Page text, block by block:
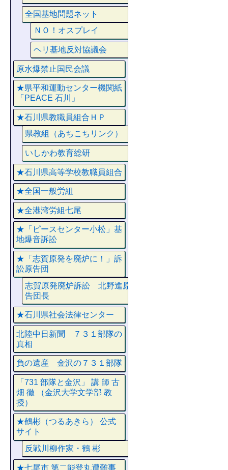
全国基地問題ネット
ＮＯ！オスプレイ
ヘリ基地反対協議会
原水爆禁止国民会議
★県平和運動センター機関紙
「PEACE 石川」
★石川県教職員組合ＨＰ
県教組（あちこちリンク）
いしかわ教育総研
★石川県高等学校教職員組合
★全国一般労組
★全港湾労組七尾
★「ピースセンター小松」基
地爆音訴訟
★「志賀原発を廃炉に！」訴
訟原告団
志賀原発廃炉訴訟 北野進原
告団長
★石川県社会法律センター
北陸中日新聞 ７３１部隊の
真相
負の遺産 金沢の７３１部隊
「731 部隊と金沢」 講 師 古
畑 徹 （金沢大学文学部 教
授）
★鶴彬（つるあきら） 公式
サイト
反戦川柳作家・鶴 彬
★七尾市 第二能登丸遭難事